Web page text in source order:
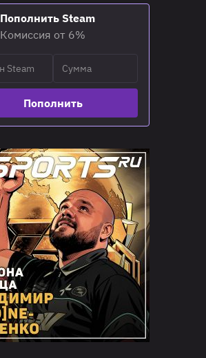
Пополнить Steam
Комиссия от 6%
Пополнить